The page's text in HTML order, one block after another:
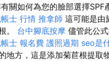
關如何為您的臉部選擇
士 行情 推拿師 這可能是由
。 台中腳底按摩 儘管此公
士 報名費 護照過期 seo是
地方，這是添加菊苣根提取